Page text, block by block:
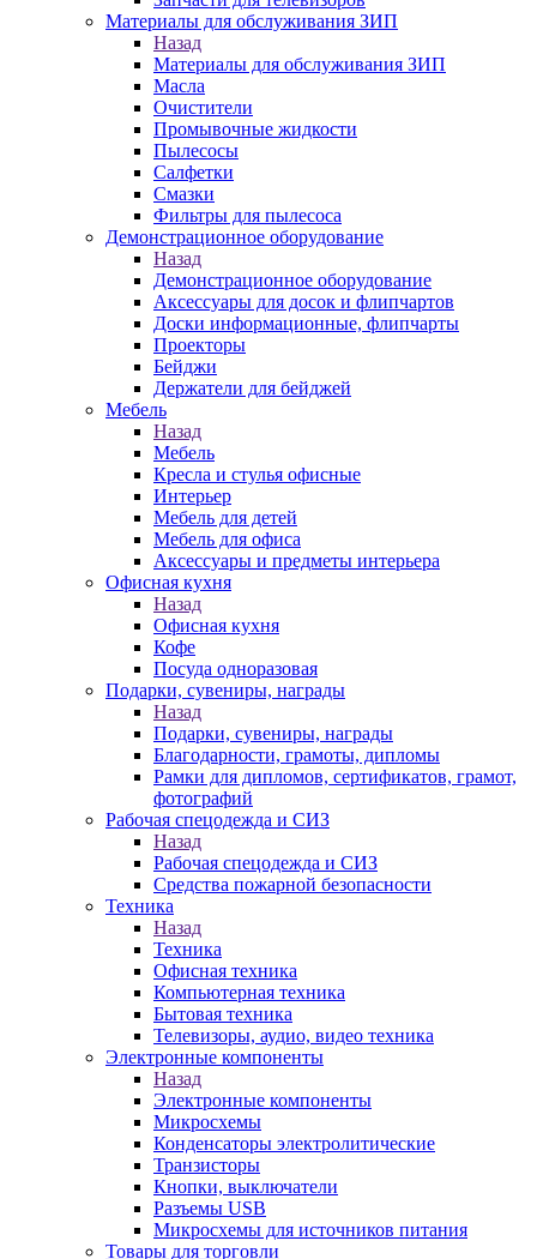
Материалы для обслуживания ЗИП
Назад
Материалы для обслуживания ЗИП
Масла
Очистители
Промывочные жидкости
Пылесосы
Салфетки
Смазки
Фильтры для пылесоса
Демонстрационное оборудование
Назад
Демонстрационное оборудование
Аксессуары для досок и флипчартов
Доски информационные, флипчарты
Проекторы
Бейджи
Держатели для бейджей
Мебель
Назад
Мебель
Кресла и стулья офисные
Интерьер
Мебель для детей
Мебель для офиса
Аксессуары и предметы интерьера
Офисная кухня
Назад
Офисная кухня
Кофе
Посуда одноразовая
Подарки, сувениры, награды
Назад
Подарки, сувениры, награды
Благодарности, грамоты, дипломы
Рамки для дипломов, сертификатов, грамот,
фотографий
Рабочая спецодежда и СИЗ
Назад
Рабочая спецодежда и СИЗ
Средства пожарной безопасности
Техника
Назад
Техника
Офисная техника
Компьютерная техника
Бытовая техника
Телевизоры, аудио, видео техника
Электронные компоненты
Назад
Электронные компоненты
Микросхемы
Конденсаторы электролитические
Транзисторы
Кнопки, выключатели
Разъемы USB
Микросхемы для источников питания
Товары для торговли